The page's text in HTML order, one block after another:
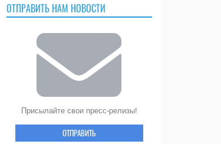
ОТПРАВИТЬ НАМ НОВОСТИ
Присылайте свои пресс-релизы!
ОТПРАВИТЬ